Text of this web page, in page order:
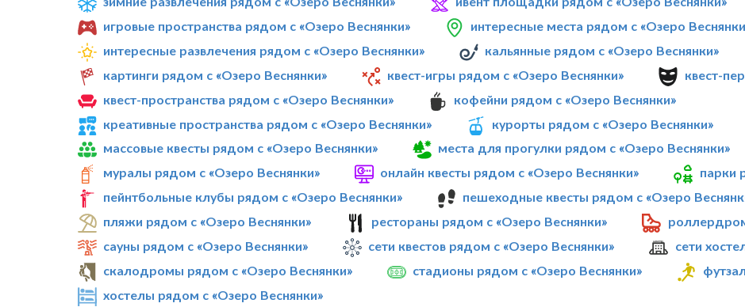
игровые пространства рядом с «Озеро Веснянки»
интересные места рядом с «Озеро
интересные развлечения рядом с «Озеро Веснянки»
кальянные рядом с «Озеро Веснянки»
картинги рядом с «Озеро Веснянки»
квест-игры рядом с «Озеро Веснянки»
квест-
квест-пространства рядом с «Озеро Веснянки»
кофейни рядом с «Озеро Веснянки»
креативные пространства рядом с «Озеро Веснянки»
курорты рядом с «Озеро Веснянки»
массовые квесты рядом с «Озеро Веснянки»
места для прогулки рядом с «Озеро Веснянки»
муралы рядом с «Озеро Веснянки»
онлайн квесты рядом с «Озеро Веснянки»
парки
пейнтбольные клубы рядом с «Озеро Веснянки»
пешеходные квесты рядом с «Озеро
пляжи рядом с «Озеро Веснянки»
рестораны рядом с «Озеро Веснянки»
сауны рядом с «Озеро Веснянки»
сети квестов рядом с «Озеро Веснянки»
сети
скалодромы рядом с «Озеро Веснянки»
стадионы рядом с «Озеро Веснянки»
хостелы рядом с «Озеро Веснянки»